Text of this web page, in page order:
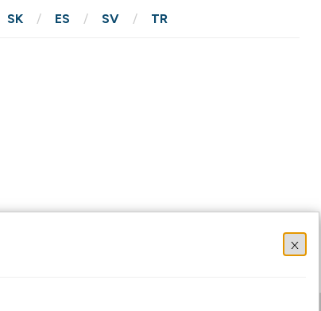
x
SK ES SV TR